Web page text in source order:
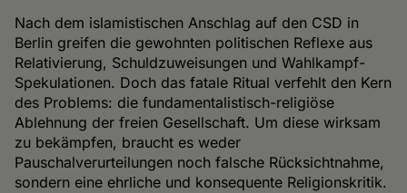
Nach dem islamistischen Anschlag auf den CSD in
Berlin greifen die gewohnten politischen Reflexe aus
Relativierung, Schuldzuweisungen und Wahlkampf-
Spekulationen. Doch das fatale Ritual verfehlt den Kern
des Problems: die fundamentalistisch-religiöse
Ablehnung der freien Gesellschaft. Um diese wirksam
zu bekämpfen, braucht es weder
Pauschalverurteilungen noch falsche Rücksichtnahme,
sondern eine ehrliche und konsequente Religionskritik.